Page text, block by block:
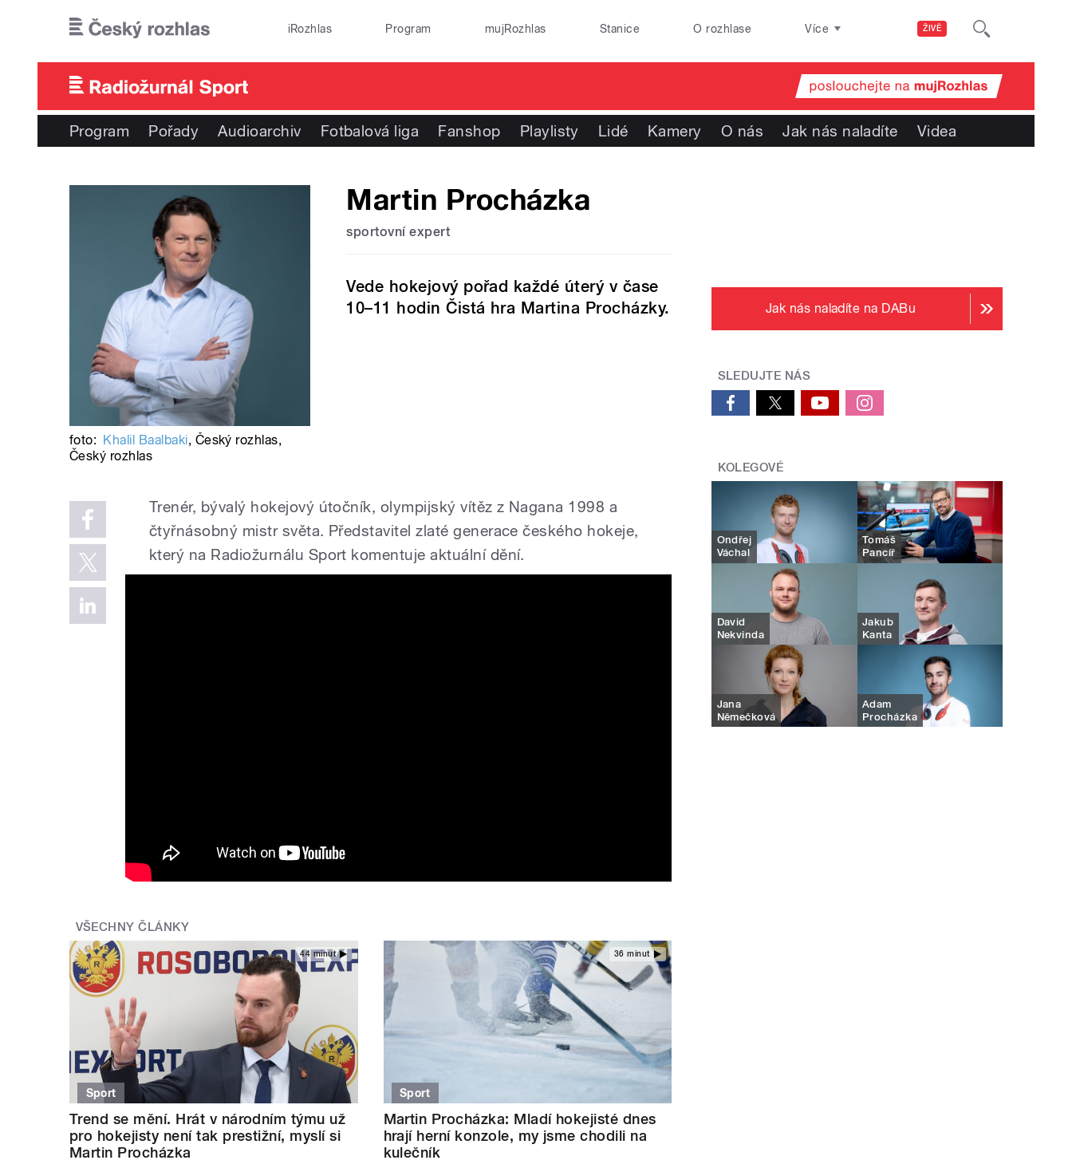
ŽIVĚ
iRozhlas Program mujRozhlas Stanice O rozhlase Více
Program Pořady Audioarchiv Fotbalová liga Fanshop Playlisty Lidé Kamery O nás Jak nás naladíte Videa
Martin Procházka
sportovní expert
Vede hokejový pořad každé úterý v čase
10–11 hodin Čistá hra Martina Procházky.
foto: Khalil Baalbaki, Český rozhlas,
Český rozhlas
Trenér, bývalý hokejový útočník, olympijský vítěz z Nagana 1998 a
čtyřnásobný mistr světa. Představitel zlaté generace českého hokeje,
který na Radiožurnálu Sport komentuje aktuální dění.
VŠECHNY ČLÁNKY
44 minut
Sport
Trend se mění. Hrát v národním týmu už
pro hokejisty není tak prestižní, myslí si
Martin Procházka
36 minut
Sport
Martin Procházka: Mladí hokejisté dnes
hrají herní konzole, my jsme chodili na
kulečník
Jak nás naladíte na DABu
SLEDUJTE NÁS
KOLEGOVÉ
Ondřej
Váchal
Tomáš
Pancíř
David
Nekvinda
Jakub
Kanta
Jana
Němečková
Adam
Procházka